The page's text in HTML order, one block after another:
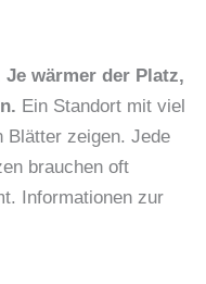
Je wärmer der Platz,
Ein Standort mit viel
Blätter zeigen. Jede
brauchen oft
Informationen zur